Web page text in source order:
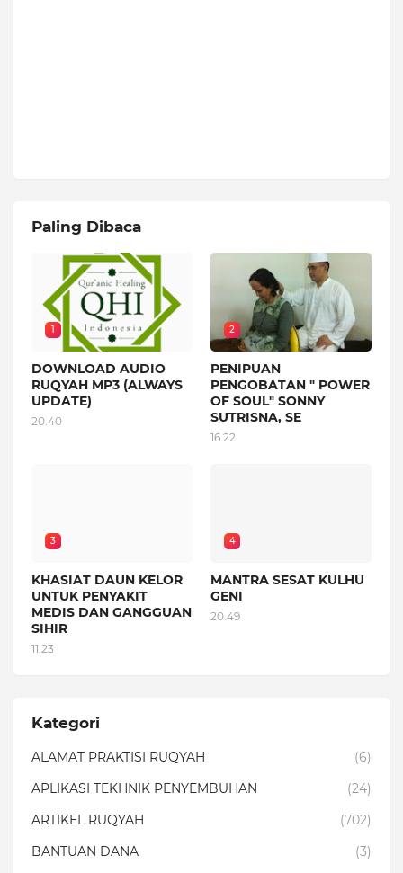
Paling Dibaca
1
DOWNLOAD AUDIO
RUQYAH MP3 (ALWAYS
UPDATE)
20.40
2
PENIPUAN
PENGOBATAN " POWER
OF SOUL" SONNY
SUTRISNA, SE
16.22
3
KHASIAT DAUN KELOR
UNTUK PENYAKIT
MEDIS DAN GANGGUAN
SIHIR
11.23
4
MANTRA SESAT KULHU
GENI
20.49
Kategori
ALAMAT PRAKTISI RUQYAH
(6)
APLIKASI TEKHNIK PENYEMBUHAN
(24)
ARTIKEL RUQYAH
(702)
BANTUAN DANA
(3)